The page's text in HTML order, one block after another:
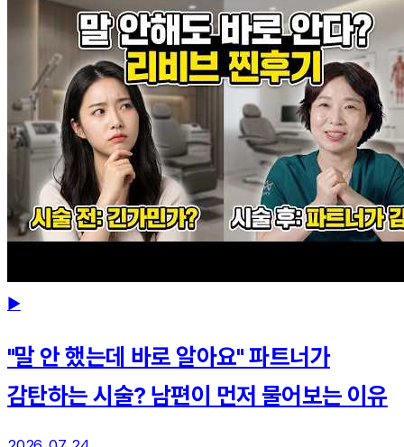
▶
"말 안 했는데 바로 알아요" 파트너가
감탄하는 시술? 남편이 먼저 물어보는 이유